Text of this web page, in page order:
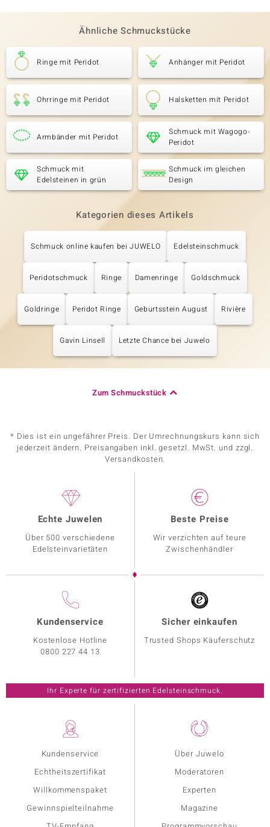
Ähnliche Schmuckstücke
Ringe mit Peridot Anhänger mit Peridot
Ohrringe mit Peridot Halsketten mit Peridot
Armbänder mit Peridot
Schmuck mit Wagogo-
Peridot
Schmuck mit
Edelsteinen in grün
Schmuck im gleichen
Design
Kategorien dieses Artikels
Schmuck online kaufen bei JUWELO Edelsteinschmuck
Peridotschmuck Ringe Damenringe Goldschmuck
Goldringe Peridot Ringe Geburtsstein August Rivière
Gavin Linsell Letzte Chance bei Juwelo
Zum Schmuckstück
* Dies ist ein ungefährer Preis. Der Umrechnungskurs kann sich
jederzeit ändern. Preisangaben inkl. gesetzl. MwSt. und zzgl.
Versandkosten.
Kundenservice
Echtheitszertifikat
Willkommenspaket
Gewinnspielteilnahme
Über Juwelo
Moderatoren
Experten
Magazine
Echte Juwelen
Über 500 verschiedene
Edelsteinvarietäten
Beste Preise
Wir verzichten auf teure
Zwischenhändler
Kundenservice
Kostenlose Hotline
0800 227 44 13
Sicher einkaufen
Trusted Shops Käuferschutz
Ihr Experte für zertifizierten Edelsteinschmuck.